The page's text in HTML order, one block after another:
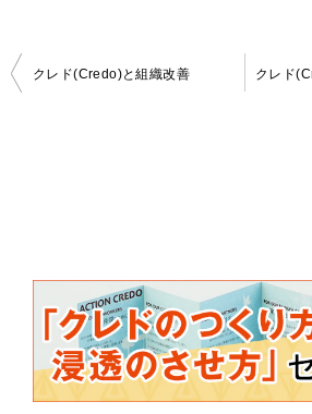
投
クレド(Credo)と組織改善